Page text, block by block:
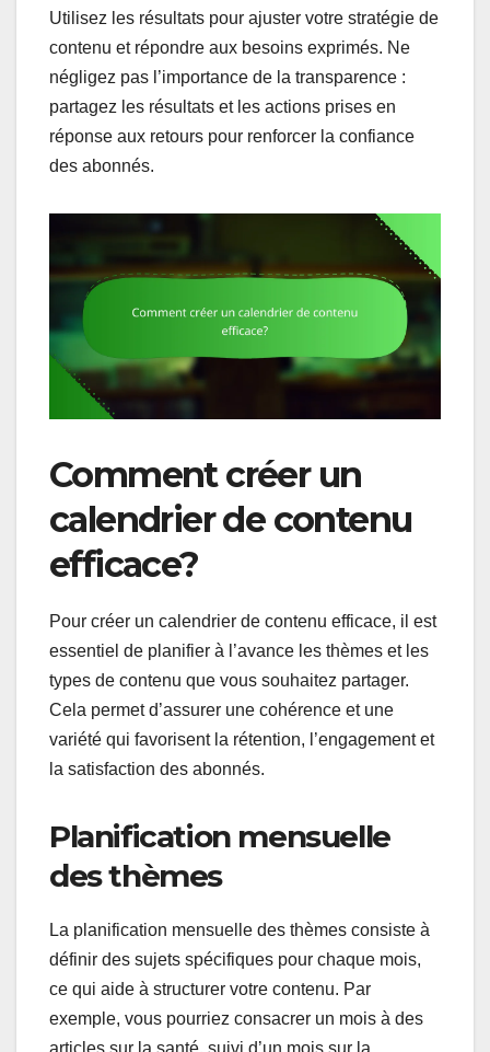
Utilisez les résultats pour ajuster votre stratégie de
contenu et répondre aux besoins exprimés. Ne
négligez pas l’importance de la transparence :
partagez les résultats et les actions prises en
réponse aux retours pour renforcer la confiance
des abonnés.
Comment créer un
calendrier de contenu
efficace?
Pour créer un calendrier de contenu efficace, il est
essentiel de planifier à l’avance les thèmes et les
types de contenu que vous souhaitez partager.
Cela permet d’assurer une cohérence et une
variété qui favorisent la rétention, l’engagement et
la satisfaction des abonnés.
Planification mensuelle
des thèmes
La planification mensuelle des thèmes consiste à
définir des sujets spécifiques pour chaque mois,
ce qui aide à structurer votre contenu. Par
exemple, vous pourriez consacrer un mois à des
articles sur la santé, suivi d’un mois sur la